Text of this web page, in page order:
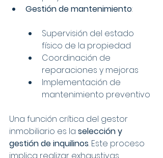
Gestión de mantenimiento:
Supervisión del estado
físico de la propiedad
Coordinación de
reparaciones y mejoras
Implementación de
mantenimiento preventivo
Una función crítica del gestor
inmobiliario es la selección y
gestión de inquilinos. Este proceso